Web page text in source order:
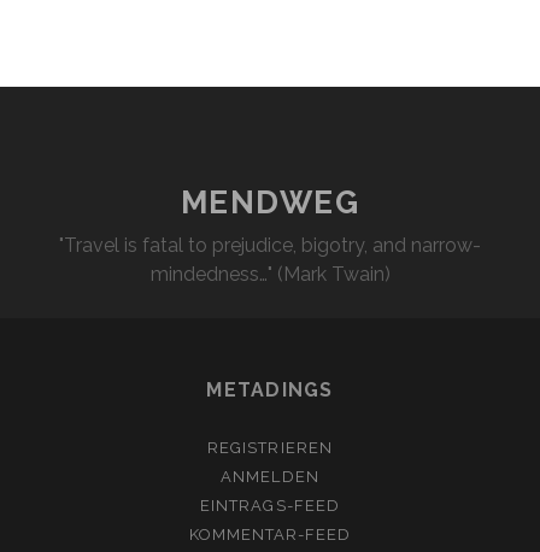
MENDWEG
"Travel is fatal to prejudice, bigotry, and narrow-
mindedness…" (Mark Twain)
METADINGS
REGISTRIEREN
ANMELDEN
EINTRAGS-FEED
KOMMENTAR-FEED